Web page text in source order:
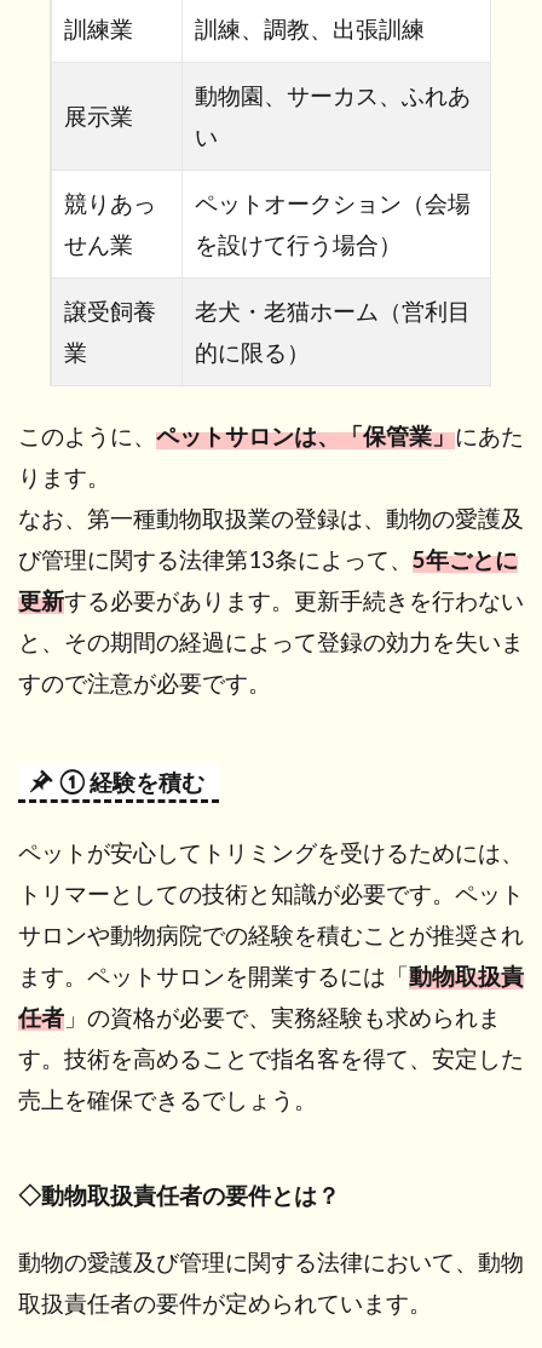
訓練業 訓練、調教、出張訓練
展示業
動物園、サーカス、ふれあ
い
競りあっ
せん業
ペットオークション（会場
を設けて行う場合）
譲受飼養
業
老犬・老猫ホーム（営利目
的に限る）
このように、 ペットサロンは、「保管業」にあた
ります。
なお、第一種動物取扱業の登録は、動物の愛護及
び管理に関する法律第13条によって、 5年ごとに
更新する必要があります。更新手続きを行わない
と、その期間の経過によって登録の効力を失いま
すので注意が必要です。
① 経験を積む
ペットが安心してトリミングを受けるためには、
トリマーとしての技術と知識が必要です。ペット
サロンや動物病院での経験を積むことが推奨され
ます。ペットサロンを開業するには「動物取扱責
任者 」の資格が必要で、実務経験も求められま
す。技術を高めることで指名客を得て、安定した
売上を確保できるでしょう。
◇動物取扱責任者の要件とは？
動物の愛護及び管理に関する法律において、動物
取扱責任者の要件が定められています。